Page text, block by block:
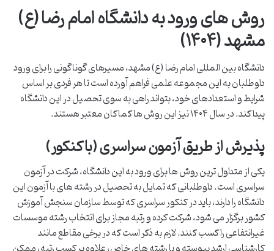
روش های ورود به دانشگاه امام رضا (ع)
مشهد (۱۴۰۴)
دانشگاه بین المللی امام رضا (ع) مشهد، مسیرهای گوناگونی را برای ورود
داوطلبان به این مجموعه علمی فراهم آورده است تا هر فردی بر اساس
شرایط و استعدادهای خود، بتواند راهی به سوی تحصیل در این دانشگاه
پیدا کند. در سال ۱۴۰۴ نیز این روش ها کماکان معتبر هستند.
پذیرش از طریق آزمون سراسری (با کنکور)
یکی از متداول ترین روش ها برای ورود به این دانشگاه، شرکت در آزمون
سراسری است. داوطلبانی که تمایل به تحصیل در رشته های با آزمون این
دانشگاه را دارند، باید در کنکور سراسری که توسط سازمان سنجش آموزش
کشور برگزار می شود، شرکت کرده و رتبه مجاز برای انتخاب رشته موسسات
غیرانتفاعی را کسب کنند. لازم به ذکر است که در برخی مقاطع مانند